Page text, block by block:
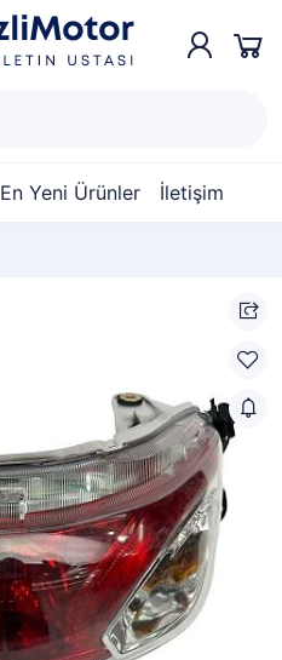
En Yeni Ürünler İletişim